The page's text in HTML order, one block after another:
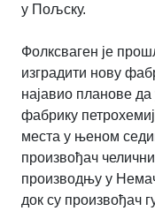
у Пољску.
Фолксваген је
изградити нову
најавио планове
фабрику
места у њеном
произвођач
производњу у
док су произвођач